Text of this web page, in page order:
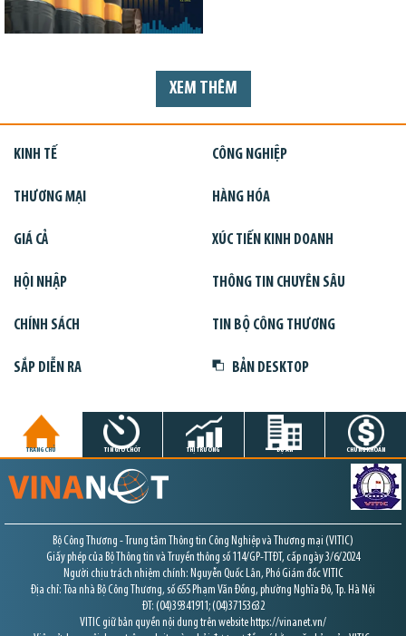
XEM THÊM
KINH TẾ CÔNG NGHIỆP
THƯƠNG MẠI HÀNG HÓA
GIÁ CẢ XÚC TIẾN KINH DOANH
HỘI NHẬP THÔNG TIN CHUYÊN SÂU
CHÍNH SÁCH TIN BỘ CÔNG THƯƠNG
SẮP DIỄN RA BẢN DESKTOP
TRANG CHỦ TIN GIỜ CHÓT THỊ TRƯỜNG DỰ ÁN CHỨNG KHOÁN
Bộ Công Thương - Trung tâm Thông tin Công Nghiệp và Thương mại (VITIC)
Giấy phép của Bộ Thông tin và Truyền thông số 114/GP-TTĐT, cấp ngày 3/6/2024
Người chịu trách nhiệm chính: Nguyễn Quốc Lân, Phó Giám đốc VITIC
Địa chỉ: Tòa nhà Bộ Công Thương, số 655 Phạm Văn Đồng, phường Nghĩa Đô, Tp. Hà Nội
ĐT: (04)39341911; (04)37153632
VITIC giữ bản quyền nội dung trên website https://vinanet.vn/